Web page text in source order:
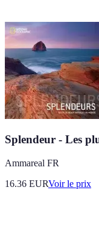
Splendeur - Les
Ammareal FR
16.36 EURVoir le prix